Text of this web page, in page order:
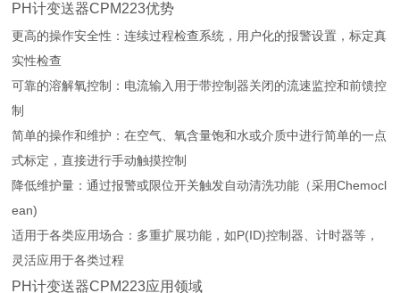
PH计变送器CPM223优势
更高的操作安全性：连续过程检查系统，用户化的报警设置，标定真
实性检查
可靠的溶解氧控制：电流输入用于带控制器关闭的流速监控和前馈控
制
简单的操作和维护：在空气、氧含量饱和水或介质中进行简单的一点
式标定，直接进行手动触摸控制
降低维护量：通过报警或限位开关触发自动清洗功能（采用Chemocl
ean)
适用于各类应用场合：多重扩展功能，如P(ID)控制器、计时器等，
灵活应用于各类过程
PH计变送器CPM223应用领域